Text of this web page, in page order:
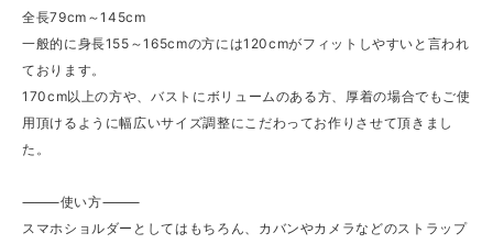
全長79cm～145cm
一般的に身長155～165cmの方には120cmがフィットしやすいと言われ
ております。
170cm以上の方や、バストにボリュームのある方、厚着の場合でもご使
用頂けるように幅広いサイズ調整にこだわってお作りさせて頂きまし
た。
⸻使い方⸻
スマホショルダーとしてはもちろん、カバンやカメラなどのストラップ